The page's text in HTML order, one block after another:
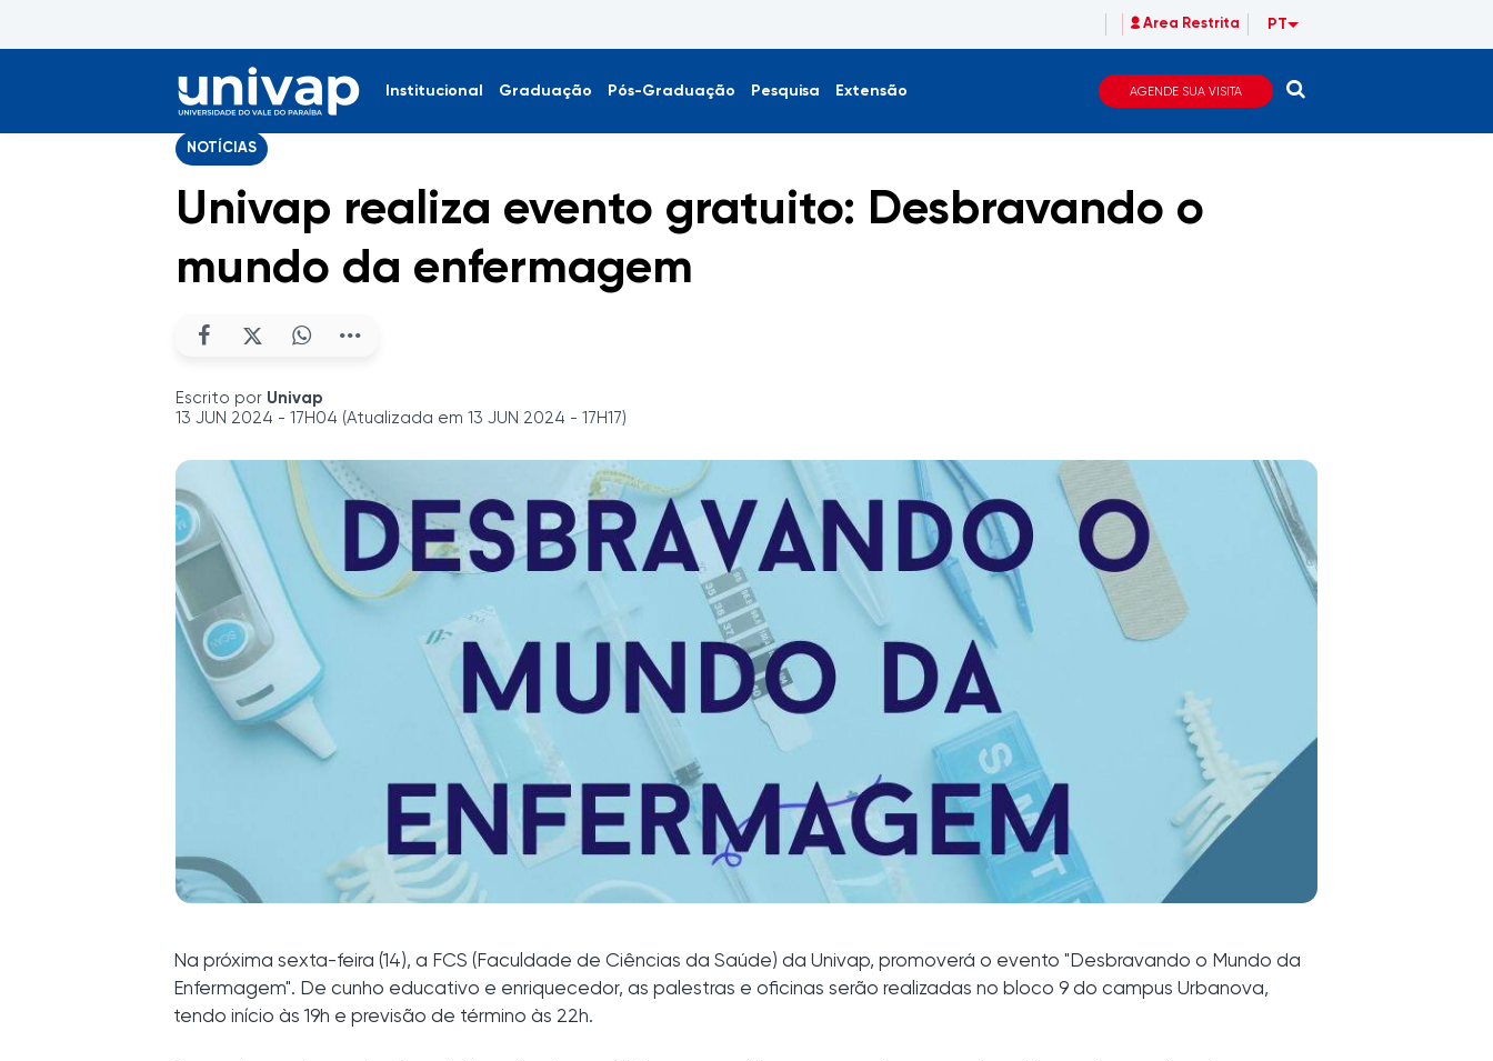
Area Restrita PT
Institucional Graduação Pós-Graduação Pesquisa Extensão AGENDE SUA VISITA
NOTÍCIAS
Univap realiza evento gratuito: Desbravando o
mundo da enfermagem
Escrito por Univap
13 JUN 2024 - 17H04 (Atualizada em 13 JUN 2024 - 17H17)
Na próxima sexta-feira (14), a FCS (Faculdade de Ciências da Saúde) da Univap, promoverá o evento "Desbravando o Mundo da
Enfermagem". De cunho educativo e enriquecedor, as palestras e oficinas serão realizadas no bloco 9 do campus Urbanova,
tendo início às 19h e previsão de término às 22h.